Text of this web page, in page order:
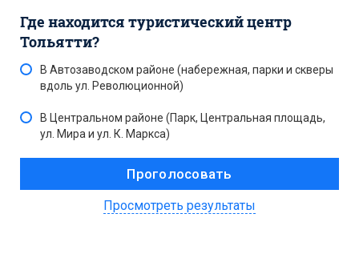
Где находится туристический центр
Тольятти?
В Автозаводском районе (набережная, парки и скверы
вдоль ул. Революционной)
В Центральном районе (Парк, Центральная площадь,
ул. Мира и ул. К. Маркса)
Просмотреть результаты